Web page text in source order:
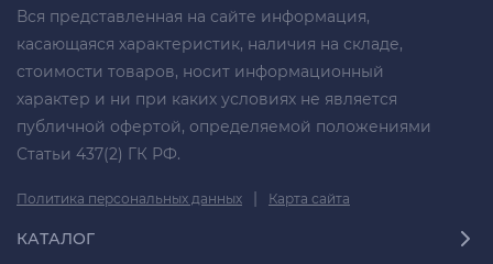
Вся представленная на сайте информация,
касающаяся характеристик, наличия на складе,
стоимости товаров, носит информационный
характер и ни при каких условиях не является
публичной офертой, определяемой положениями
Статьи 437(2) ГК РФ.
Политика персональных данных | Карта сайта
КАТАЛОГ